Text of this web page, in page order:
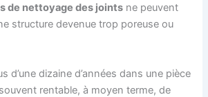
de nettoyage des joints ne peuvent
structure devenue trop poreuse ou
d’une dizaine d’années dans une pièce
rentable, à moyen terme, de